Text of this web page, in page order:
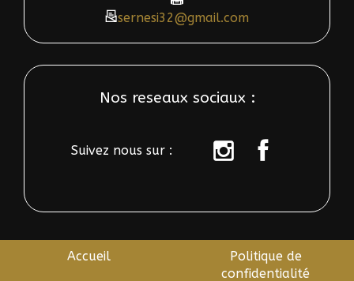
sernesi32@gmail.com
Nos reseaux sociaux :
Suivez nous sur :
Accueil
Politique de
confidentialité